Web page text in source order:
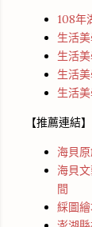
108年
生活
生活
生活
生活
【推薦連結】
海貝
海貝
間
綵圖